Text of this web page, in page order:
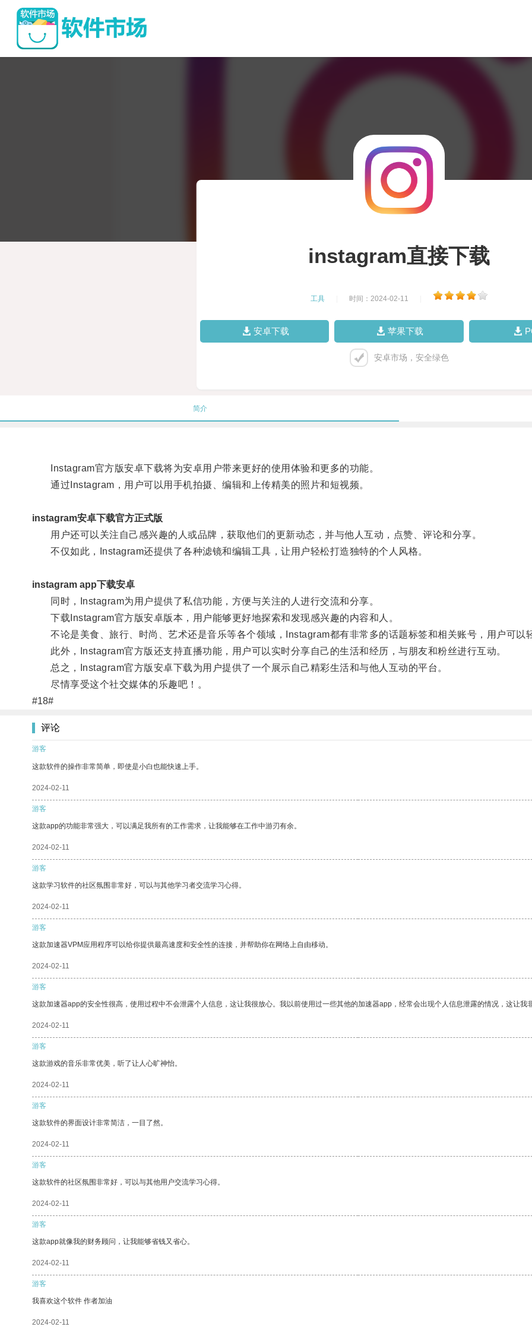
instagram直接下载
工具 时间：2024-02-11
安卓下载 苹果下载
安卓市场，安全绿色
简介
Instagram官方版安卓下载将为安卓用户带来更好的使用体验和更多的功能。
通过Instagram，用户可以用手机拍摄、编辑和上传精美的照片和短视频。
instagram安卓下载官方正式版
用户还可以关注自己感兴趣的人或品牌，获取他们的更新动态，并与他人互动，点赞、评论和分享。
不仅如此，Instagram还提供了各种滤镜和编辑工具，让用户轻松打造独特的个人风格。
instagram app下载安卓
同时，Instagram为用户提供了私信功能，方便与关注的人进行交流和分享。
下载Instagram官方版安卓版本，用户能够更好地探索和发现感兴趣的内容和人。
不论是美食、旅行、时尚、艺术还是音乐等各个领域，Instagram都有非常多的话题标签和相关账号，用户可以
此外，Instagram官方版还支持直播功能，用户可以实时分享自己的生活和经历，与朋友和粉丝进行互动。
总之，Instagram官方版安卓下载为用户提供了一个展示自己精彩生活和与他人互动的平台。
尽情享受这个社交媒体的乐趣吧！。
#18#
评论
游客
这款软件的操作非常简单，即使是小白也能快速上手。
2024-02-11
游客
这款app的功能非常强大，可以满足我所有的工作需求，让我能够在工作中游刃有余。
2024-02-11
游客
这款学习软件的社区氛围非常好，可以与其他学习者交流学习心得。
2024-02-11
游客
这款加速器VPM应用程序可以给你提供最高速度和安全性的连接，并帮助你在网络上自由移动。
2024-02-11
游客
这款加速器app的安全性很高，使用过程中不会泄露个人信息，这让我很放心。我以前使用过一些其他的加速器app，经常会出现个人信息泄露的情况，这让我
2024-02-11
游客
这款游戏的音乐非常优美，听了让人心旷神怡。
2024-02-11
游客
这款软件的界面设计非常简洁，一目了然。
2024-02-11
游客
这款软件的社区氛围非常好，可以与其他用户交流学习心得。
2024-02-11
游客
这款app就像我的财务顾问，让我能够省钱又省心。
2024-02-11
游客
我喜欢这个软件 作者加油
2024-02-11